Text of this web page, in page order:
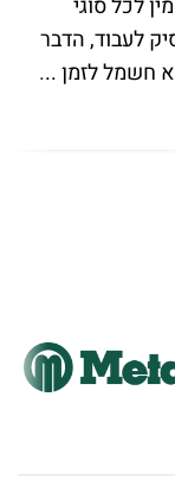
לעבוד, הדבר
חשמל לזמן ...